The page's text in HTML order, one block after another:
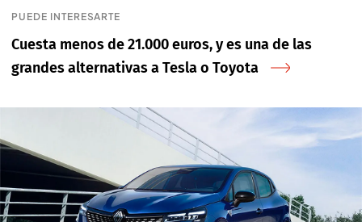
PUEDE INTERESARTE
Cuesta menos de 21.000 euros, y es una de las
grandes alternativas a Tesla o Toyota